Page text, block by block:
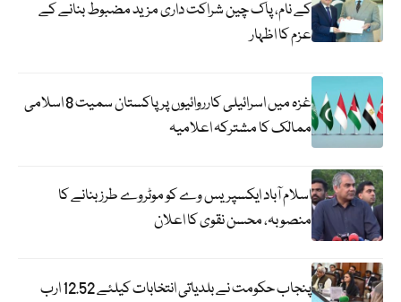
کے نام، پاک چین شراکت داری مزید مضبوط بنانے کے
عزم کا اظہار
غزہ میں اسرائیلی کارروائیوں پر پاکستان سمیت 8 اسلامی
ممالک کا مشترکہ اعلامیہ
اسلام آباد ایکسپریس وے کو موٹروے طرز بنانے کا
منصوبہ، محسن نقوی کا اعلان
پنجاب حکومت نے بلدیاتی انتخابات کیلئے 12.52 ارب